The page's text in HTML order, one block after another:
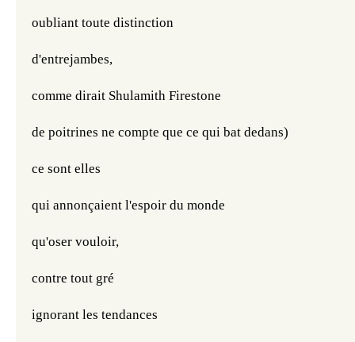
oubliant toute distinction
d'entrejambes,
comme dirait Shulamith Firestone
de poitrines ne compte que ce qui bat dedans)
ce sont elles
qui annonçaient l'espoir du monde
qu'oser vouloir,
contre tout gré
ignorant les tendances